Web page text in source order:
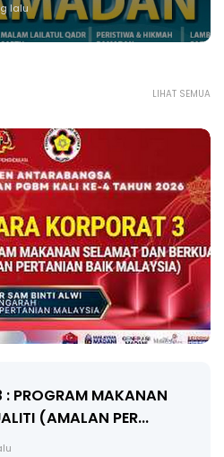
lalu
LIHAT SEMUA
PRIMARY
THROUG...